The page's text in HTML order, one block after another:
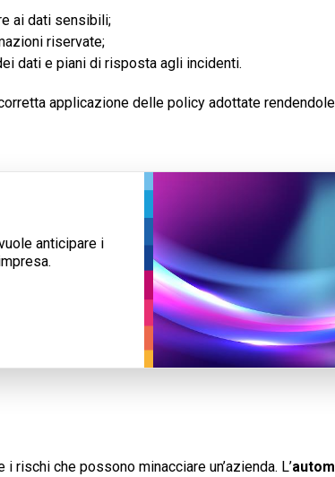
ai dati sensibili;
riservate;
dati e piani di risposta agli incidenti.
applicazione delle policy adottate
anticipare i
rischi che possono minacciare un’azienda. L’